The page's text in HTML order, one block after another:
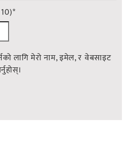
*
लागि मेरो नाम, इमेल, र वेबसाइट